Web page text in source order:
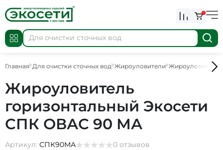
0
Главная Для очистки сточных вод Жироуловители
Жироуловитель
горизонтальный Экосети
СПК ОВАС 90 МА
Артикул: СПК90МА 0 отзывов